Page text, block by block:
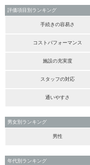
評価項目別ランキング
手続きの容易さ
コストパフォーマンス
施設の充実度
スタッフの対応
通いやすさ
男女別ランキング
男性
年代別ランキング